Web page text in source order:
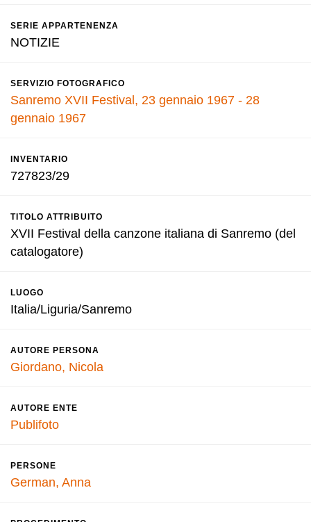
SERIE APPARTENENZA
NOTIZIE
SERVIZIO FOTOGRAFICO
Sanremo XVII Festival, 23 gennaio 1967 - 28
gennaio 1967
INVENTARIO
727823/29
TITOLO ATTRIBUITO
XVII Festival della canzone italiana di Sanremo (del
catalogatore)
LUOGO
Italia/Liguria/Sanremo
AUTORE PERSONA
Giordano, Nicola
AUTORE ENTE
Publifoto
PERSONE
German, Anna